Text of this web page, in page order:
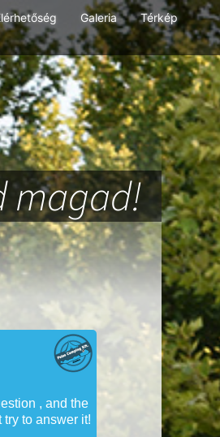
Galeria Térkép
magad!
, and the
to answer it!